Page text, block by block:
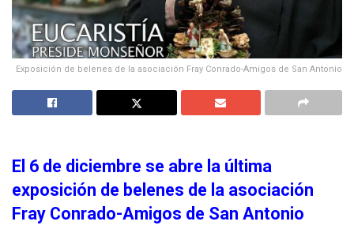
Exposición de belenes de la asociación Fray Conrado-Amigos de San Antonio
El 6 de diciembre se abre la última
exposición de belenes de la asociación
Fray Conrado-Amigos de San Antonio